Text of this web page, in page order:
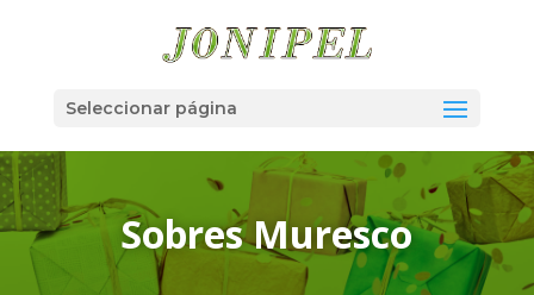
Seleccionar página
Sobres Muresco